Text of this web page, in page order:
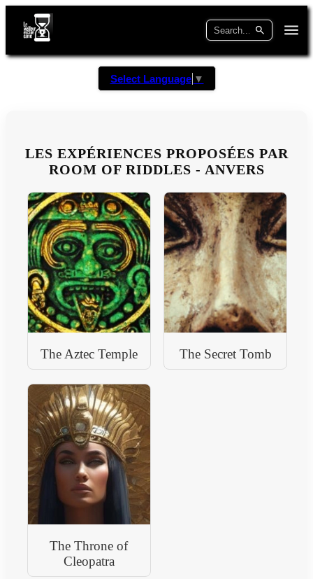
Select Language ▼
LES EXPÉRIENCES PROPOSÉES PAR
ROOM OF RIDDLES - ANVERS
The Aztec Temple The Secret Tomb
The Throne of
Cleopatra